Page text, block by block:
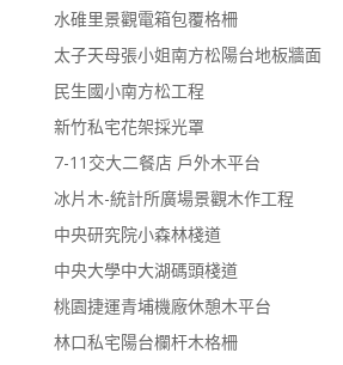
水碓里景觀電箱包覆格柵
太子天母張小姐南方松陽台地板牆面
民生國小南方松工程
新竹私宅花架採光罩
7-11交大二餐店 戶外木平台
冰片木-統計所廣場景觀木作工程
中央研究院小森林棧道
中央大學中大湖碼頭棧道
桃園捷運青埔機廠休憩木平台
林口私宅陽台欄杆木格柵